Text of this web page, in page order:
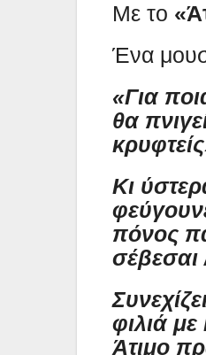
Με το
Ένα
«Για
θα
Κι
πόνος
σέβεσαι
φιλιά
Άτιμο